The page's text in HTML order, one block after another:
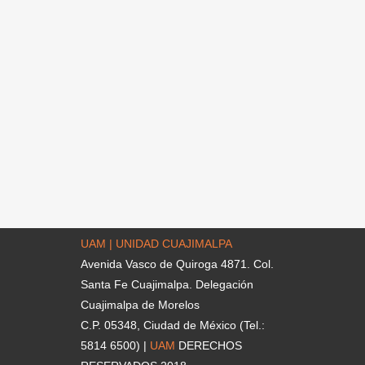
UAM | UNIDAD CUAJIMALPA
Avenida Vasco de Quiroga 4871. Col.
Santa Fe Cuajimalpa. Delegación
Cuajimalpa de Morelos
C.P. 05348, Ciudad de México (Tel.:
5814 6500) | UAM DERECHOS